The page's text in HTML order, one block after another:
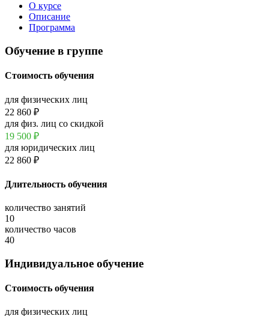
О курсе
Описание
Программа
Обучение в группе
Стоимость обучения
для физических лиц
22 860 ₽
для физ. лиц со скидкой
19 500 ₽
для юридических лиц
22 860 ₽
Длительность обучения
количество занятий
10
количество часов
40
Индивидуальное обучение
Стоимость обучения
для физических лиц